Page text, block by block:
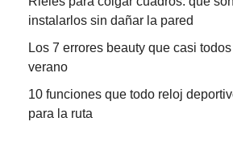
instalarlos sin dañar la pared
Los 7 errores beauty que casi
verano
10 funciones que todo reloj
para la ruta